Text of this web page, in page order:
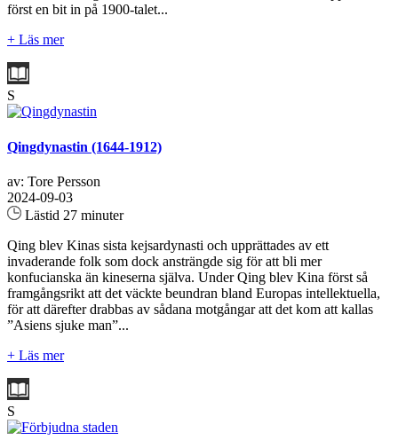
först en bit in på 1900-talet...
+ Läs mer
S
Qingdynastin (1644-1912)
av: Tore Persson
2024-09-03
Lästid 27 minuter
Qing blev Kinas sista kejsardynasti och upprättades av ett
invaderande folk som dock ansträngde sig för att bli mer
konfucianska än kineserna själva. Under Qing blev Kina först så
framgångsrikt att det väckte beundran bland Europas intellektuella,
för att därefter drabbas av sådana motgångar att det kom att kallas
”Asiens sjuke man”...
+ Läs mer
S